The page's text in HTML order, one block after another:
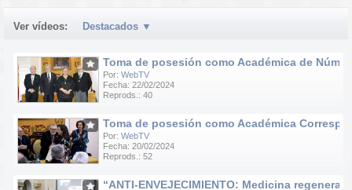
Ver vídeos: Destacados ▼
Toma de posesión como Académica de
Por: WebTV
Fecha: 22/02/2024
Reprods.: 40
Toma de posesión como Académica
Por: WebTV
Fecha: 20/02/2024
Reprods.: 52
“ANTI-ENVEJECIMIENTO: Medicina